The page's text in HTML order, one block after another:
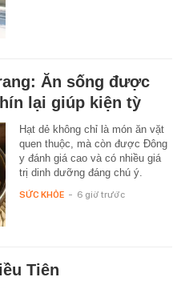
Ăn sống được
lại giúp kiện tỳ
Hạt dẻ không chỉ là món ăn vặt
quen thuộc, mà còn được Đông
y đánh giá cao và có nhiều giá
trị dinh dưỡng đáng chú ý.
SỨC KHỎE - 6 giờ trước
Tiên